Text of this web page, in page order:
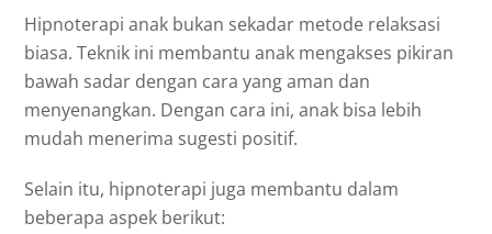
Hipnoterapi anak bukan sekadar metode relaksasi
biasa. Teknik ini membantu anak mengakses pikiran
bawah sadar dengan cara yang aman dan
menyenangkan. Dengan cara ini, anak bisa lebih
mudah menerima sugesti positif.
Selain itu, hipnoterapi juga membantu dalam
beberapa aspek berikut: